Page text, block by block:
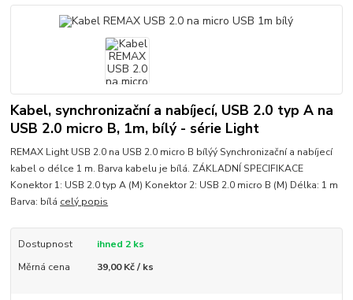
Kabel, synchronizační a nabíjecí, USB 2.0 typ A na
USB 2.0 micro B, 1m, bílý - série Light
REMAX Light USB 2.0 na USB 2.0 micro B bílýý Synchronizační a nabíjecí
kabel o délce 1 m. Barva kabelu je bílá. ZÁKLADNÍ SPECIFIKACE
Konektor 1: USB 2.0 typ A (M) Konektor 2: USB 2.0 micro B (M) Délka: 1 m
Barva: bílá celý popis
Dostupnost
ihned 2 ks
Měrná cena
39,00 Kč / ks